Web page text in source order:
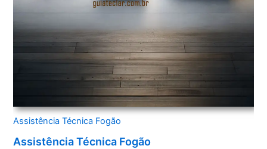
Assistência Técnica Fogão
Assistência Técnica Fogão